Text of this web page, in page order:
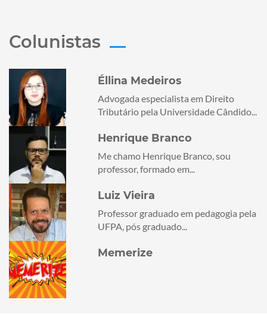
Colunistas
Éllina Medeiros
Advogada especialista em Direito
Tributário pela Universidade Cândido...
Henrique Branco
Me chamo Henrique Branco, sou
professor, formado em...
Luiz Vieira
Professor graduado em pedagogia pela
UFPA, pós graduado...
Memerize